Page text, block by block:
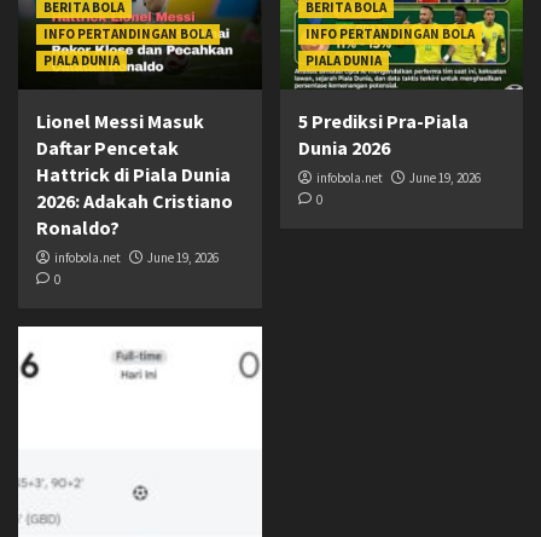
BERITA BOLA
INFO PERTANDINGAN BOLA
PIALA DUNIA
Lionel Messi Masuk
Daftar Pencetak
Hattrick di Piala Dunia
2026: Adakah Cristiano
Ronaldo?
infobola.net
June 19, 2026
0
BERITA BOLA
INFO PERTANDINGAN BOLA
PIALA DUNIA
5 Prediksi Pra-Piala
Dunia 2026
infobola.net
June 19, 2026
0